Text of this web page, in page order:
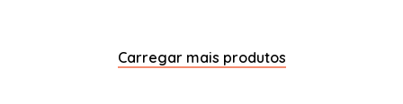
Carregar mais produtos